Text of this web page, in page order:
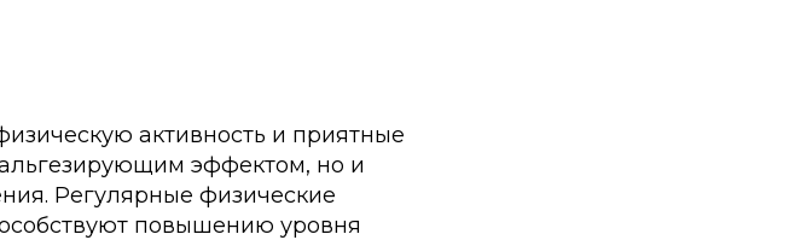
активность и приятные
эффектом, но и
Регулярные физические
повышению уровня